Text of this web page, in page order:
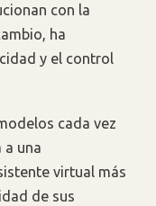
con la
ha
y el control
cada vez
a una
virtual más
de sus